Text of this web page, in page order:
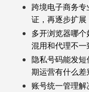
跨境电子商务
证，再逐步扩展
多开浏览器哪
混用和代理不一
隐私号码能发
期运营有什么差
账号统一管理